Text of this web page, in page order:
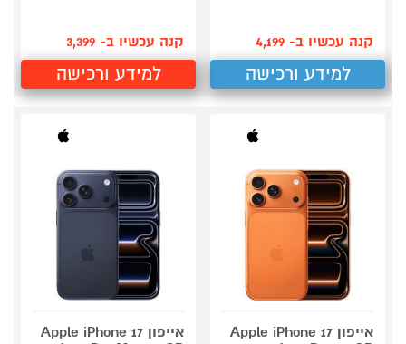
קנה עכשיו ב- 4,199
למידע ורכישה
קנה עכשיו ב- 3,399
למידע ורכישה
אייפון Apple iPhone 17
אייפון Apple iPhone 17